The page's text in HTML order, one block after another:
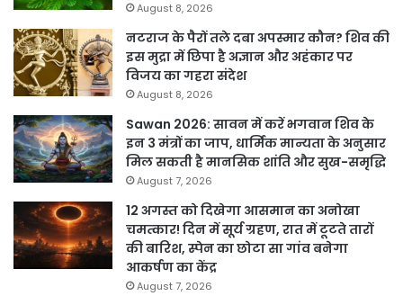
August 8, 2026
नटराज के पैरों तले दबा अपस्मार कौन? शिव की
इस मुद्रा में छिपा है अज्ञान और अहंकार पर
विजय का गहरा संदेश
August 8, 2026
Sawan 2026: सावन में करें भगवान शिव के
इन 3 मंत्रों का जाप, धार्मिक मान्यता के अनुसार
मिल सकती है मानसिक शांति और सुख-समृद्धि
August 7, 2026
12 अगस्त को दिखेगा आसमान का अनोखा
चमत्कार! दिन में सूर्य ग्रहण, रात में टूटते तारों
की बारिश, स्पेन का छोटा सा गांव बनेगा
आकर्षण का केंद्र
August 7, 2026